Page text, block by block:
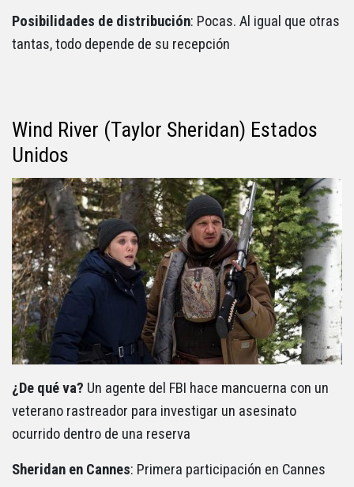
Posibilidades de distribución: Pocas. Al igual que otras
tantas, todo depende de su recepción
Wind River (Taylor Sheridan) Estados
Unidos
¿De qué va? Un agente del FBI hace mancuerna con un
veterano rastreador para investigar un asesinato
ocurrido dentro de una reserva
Sheridan en Cannes: Primera participación en Cannes